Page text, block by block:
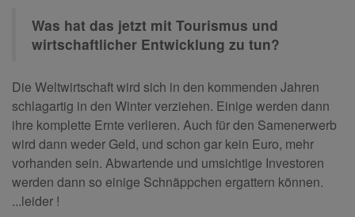
Was hat das jetzt mit Tourismus und
wirtschaftlicher Entwicklung zu tun?
Die Weltwirtschaft wird sich in den kommenden Jahren
schlagartig in den Winter verziehen. Einige werden dann
ihre komplette Ernte verlieren. Auch für den Samenerwerb
wird dann weder Geld, und schon gar kein Euro, mehr
vorhanden sein. Abwartende und umsichtige Investoren
werden dann so einige Schnäppchen ergattern können.
...leider !